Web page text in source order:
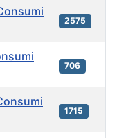
2575
706
1715